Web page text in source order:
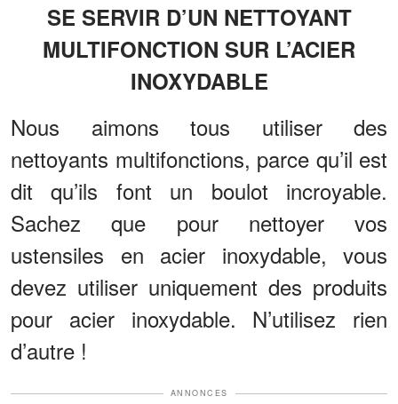
SE SERVIR D’UN NETTOYANT
MULTIFONCTION SUR L’ACIER
INOXYDABLE
Nous aimons tous utiliser des
nettoyants multifonctions, parce qu’il est
dit qu’ils font un boulot incroyable.
Sachez que pour nettoyer vos
ustensiles en acier inoxydable, vous
devez utiliser uniquement des produits
pour acier inoxydable. N’utilisez rien
d’autre !
ANNONCES